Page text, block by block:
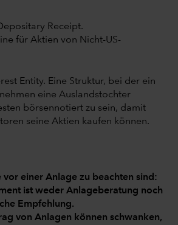
Receipt.
für Aktien von Nicht-US-
Entity. Eine Struktur, bei der ein
eine Auslandstochter
börsennotiert zu sein, damit
seine Aktien kaufen können.
vor einer Anlage zu beachten sind:
ist weder Anlageberatung noch
Empfehlung.
von Anlagen können schwanken,